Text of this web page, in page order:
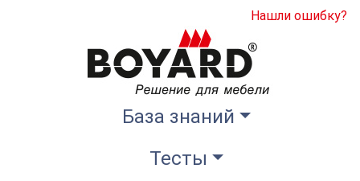
База знаний
Тесты
Нашли ошибку?